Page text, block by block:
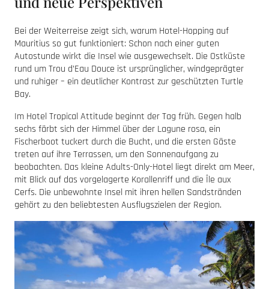
Bei der Weiterreise zeigt sich, warum Hotel-Hopping auf
Mauritius so gut funktioniert: Schon nach einer guten
Autostunde wirkt die Insel wie ausgewechselt. Die Ostküste
rund um Trou d’Eau Douce ist ursprünglicher, windgeprägter
und ruhiger – ein deutlicher Kontrast zur geschützten Turtle
Bay.
Im Hotel Tropical Attitude beginnt der Tag früh. Gegen halb
sechs färbt sich der Himmel über der Lagune rosa, ein
Fischerboot tuckert durch die Bucht, und die ersten Gäste
treten auf ihre Terrassen, um den Sonnenaufgang zu
beobachten. Das kleine Adults-Only-Hotel liegt direkt am Meer,
mit Blick auf das vorgelagerte Korallenriff und die Île aux
Cerfs. Die unbewohnte Insel mit ihren hellen Sandstränden
gehört zu den beliebtesten Ausflugszielen der Region.